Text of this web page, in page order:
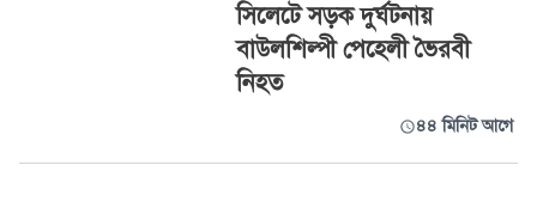
সিলেটে সড়ক দুর্ঘটনায়
বাউলশিল্পী পেহেলী ভৈরবী
নিহত
৪৪ মিনিট আগে